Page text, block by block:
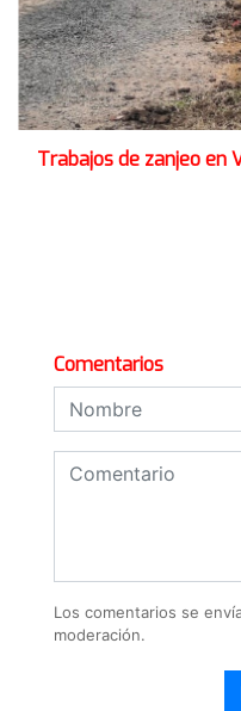
Trabajos de zanjeo en
Comentarios
Los comentarios se
moderación.